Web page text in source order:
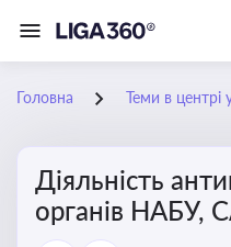
Головна Теми в центрі
Діяльність
органів